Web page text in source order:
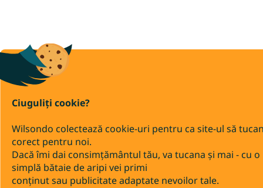
Ciuguliți cookie?
Wilsondo colectează cookie-uri pentru ca site-ul să
corect pentru noi.
Dacă îmi dai consimțământul tău, va tucana și mai - cu o
simplă bătaie de aripi vei primi
conținut sau publicitate adaptate nevoilor tale.